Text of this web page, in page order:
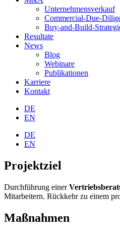
Unternehmensverkauf
Commercial-Due-
Buy-and-Build-
Resultate
News
Blog
Webinare
Publikationen
Karriere
Kontakt
DE
EN
DE
EN
Projektziel
Durchführung einer
Mitarbeitern. Rückkehr zu einem
Maßnahmen